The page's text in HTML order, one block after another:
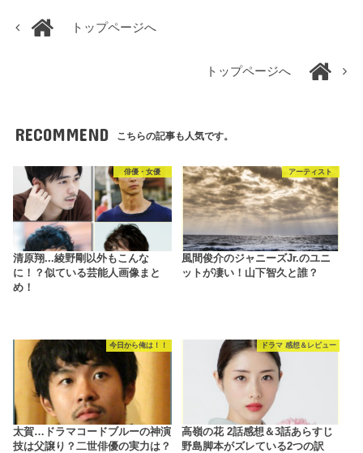
トップページへ
トップページへ
RECOMMEND こちらの記事も人気です。
俳優・女優
清原翔...綾野剛以外もこんな
に！？似ている芸能人画像まと
め！
アーティスト
風間俊介のジャニーズJr.のユニ
ットが凄い！山下智久と誰？
今日から俺は！！
太賀…ドラマコードブルーの神演
技は父譲り？二世俳優の実力は？
ドラマ 感想＆レビュー
高嶺の花 2話感想＆3話あらすじ
野島脚本がズレている2つの訳